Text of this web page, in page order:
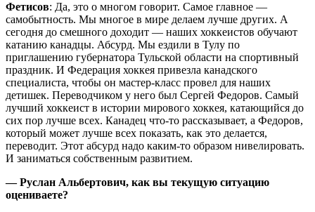
Фетисов: Да, это о многом говорит. Самое главное —
самобытность. Мы многое в мире делаем лучше других. А
сегодня до смешного доходит — наших хоккеистов обучают
катанию канадцы. Абсурд. Мы ездили в Тулу по
приглашению губернатора Тульской области на спортивный
праздник. И Федерация хоккея привезла канадского
специалиста, чтобы он мастер-класс провел для наших
детишек. Переводчиком у него был Сергей Федоров. Самый
лучший хоккеист в истории мирового хоккея, катающийся до
сих пор лучше всех. Канадец что-то рассказывает, а Федоров,
который может лучше всех показать, как это делается,
переводит. Этот абсурд надо каким-то образом нивелировать.
И заниматься собственным развитием.
— Руслан Альбертович, как вы текущую ситуацию
оцениваете?